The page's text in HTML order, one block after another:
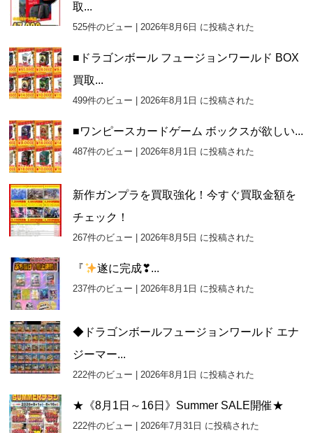
取...
525件のビュー |2026年8月6日 に投稿された
■ドラゴンボール フュージョンワールド BOX
買取...
499件のビュー |2026年8月1日 に投稿された
■ワンピースカードゲーム ボックスが欲しい...
487件のビュー |2026年8月1日 に投稿された
新作ガンプラを買取強化！今すぐ買取金額を
チェック！
267件のビュー |2026年8月5日 に投稿された
『 遂に完成❣...
237件のビュー |2026年8月1日 に投稿された
◆ドラゴンボールフュージョンワールド エナ
ジーマー...
222件のビュー |2026年8月1日 に投稿された
★《8月1日～16日》Summer SALE開催★
222件のビュー |2026年7月31日 に投稿された